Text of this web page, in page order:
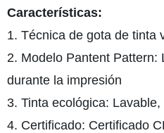
Características:
1. Técnica de gota de tinta
2. Modelo Pantent
durante la impresión
3. Tinta ecológica:
4. Certificado: Certificado